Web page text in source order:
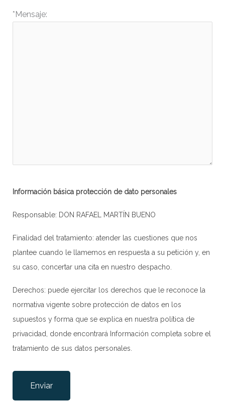
*Mensaje:
Información básica protección de dato personales
Responsable: DON RAFAEL MARTÍN BUENO
Finalidad del tratamiento: atender las cuestiones que nos
plantee cuando le llamemos en respuesta a su petición y, en
su caso, concertar una cita en nuestro despacho.
Derechos: puede ejercitar los derechos que le reconoce la
normativa vigente sobre protección de datos en los
supuestos y forma que se explica en nuestra política de
privacidad
, donde encontrará Información completa sobre el
tratamiento de sus datos personales.
Por favor, deja este campo vacío.